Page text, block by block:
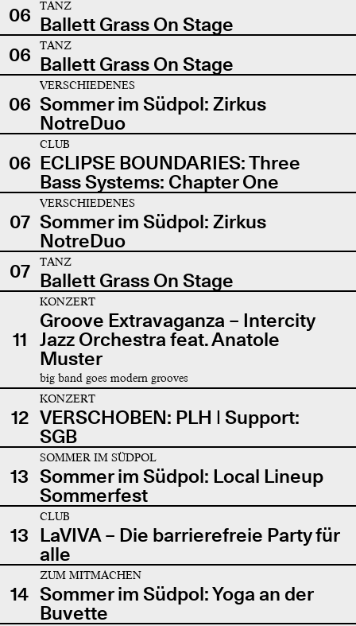
06
TANZ
Ballett Grass On Stage
06
TANZ
Ballett Grass On Stage
06
VERSCHIEDENES
Sommer im Südpol: Zirkus
NotreDuo
06
CLUB
ECLIPSE BOUNDARIES: Three
Bass Systems: Chapter One
07
VERSCHIEDENES
Sommer im Südpol: Zirkus
NotreDuo
07
TANZ
Ballett Grass On Stage
11
KONZERT
Groove Extravaganza – Intercity
Jazz Orchestra feat. Anatole
Muster
big band goes modern grooves
12
KONZERT
VERSCHOBEN: PLH | Support:
SGB
13
SOMMER IM SÜDPOL
Sommer im Südpol: Local Lineup
Sommerfest
13
CLUB
LaVIVA – Die barrierefreie Party für
alle
14
ZUM MITMACHEN
Sommer im Südpol: Yoga an der
Buvette